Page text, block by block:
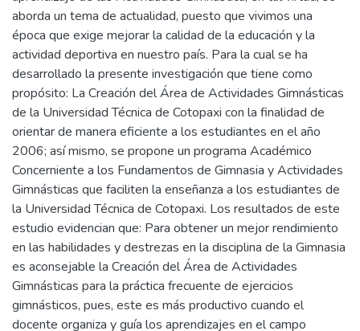
aborda un tema de actualidad, puesto que vivimos una
época que exige mejorar la calidad de la educación y la
actividad deportiva en nuestro país. Para la cual se ha
desarrollado la presente investigación que tiene como
propósito: La Creación del Área de Actividades Gimnásticas
de la Universidad Técnica de Cotopaxi con la finalidad de
orientar de manera eficiente a los estudiantes en el año
2006; así mismo, se propone un programa Académico
Concerniente a los Fundamentos de Gimnasia y Actividades
Gimnásticas que faciliten la enseñanza a los estudiantes de
la Universidad Técnica de Cotopaxi. Los resultados de este
estudio evidencian que: Para obtener un mejor rendimiento
en las habilidades y destrezas en la disciplina de la Gimnasia
es aconsejable la Creación del Área de Actividades
Gimnásticas para la práctica frecuente de ejercicios
gimnásticos, pues, este es más productivo cuando el
docente organiza y guía los aprendizajes en el campo